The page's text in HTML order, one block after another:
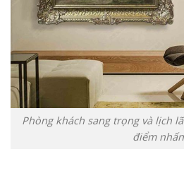
Phòng khách sang trọng và lịch
điểm nhấn